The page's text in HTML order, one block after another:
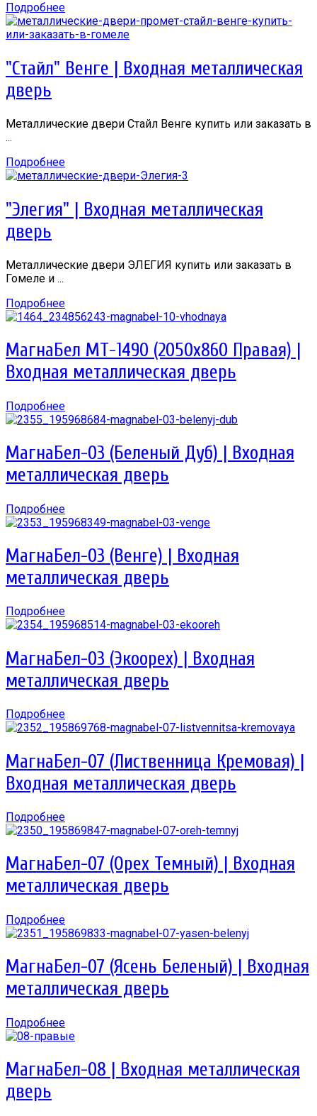
Подробнее
"Стайл" Венге | Входная металлическая
дверь
Металлические двери Стайл Венге купить или заказать в
...
Подробнее
"Элегия" | Входная металлическая
дверь
Металлические двери ЭЛЕГИЯ купить или заказать в
Гомеле и ...
Подробнее
МагнаБел МТ-1490 (2050х860 Правая) |
Входная металлическая дверь
Подробнее
МагнаБел-03 (Беленый Дуб) | Входная
металлическая дверь
Подробнее
МагнаБел-03 (Венге) | Входная
металлическая дверь
Подробнее
МагнаБел-03 (Экоорех) | Входная
металлическая дверь
Подробнее
МагнаБел-07 (Лиственница Кремовая) |
Входная металлическая дверь
Подробнее
МагнаБел-07 (Орех Темный) | Входная
металлическая дверь
Подробнее
МагнаБел-07 (Ясень Беленый) | Входная
металлическая дверь
Подробнее
МагнаБел-08 | Входная металлическая
дверь